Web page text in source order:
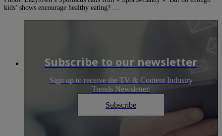
kids’ shows encourage healthy eating? …
Subscribe to our newsletter
Sign up to receive the TV & Content Industry
Trends Newsletter.
Subscribe